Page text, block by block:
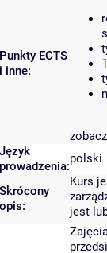
Punkty ECTS
i inne:
Język
prowadzenia:
polski
Skrócony
opis:
Kurs
jest